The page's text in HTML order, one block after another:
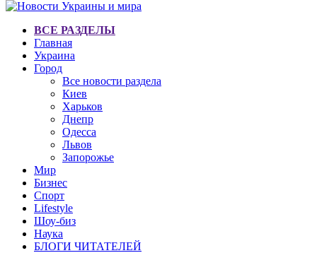
ВСЕ РАЗДЕЛЫ
Главная
Украина
Город
Все новости раздела
Киев
Харьков
Днепр
Одесса
Львов
Запорожье
Мир
Бизнес
Спорт
Lifestyle
Шоу-биз
Наука
БЛОГИ ЧИТАТЕЛЕЙ